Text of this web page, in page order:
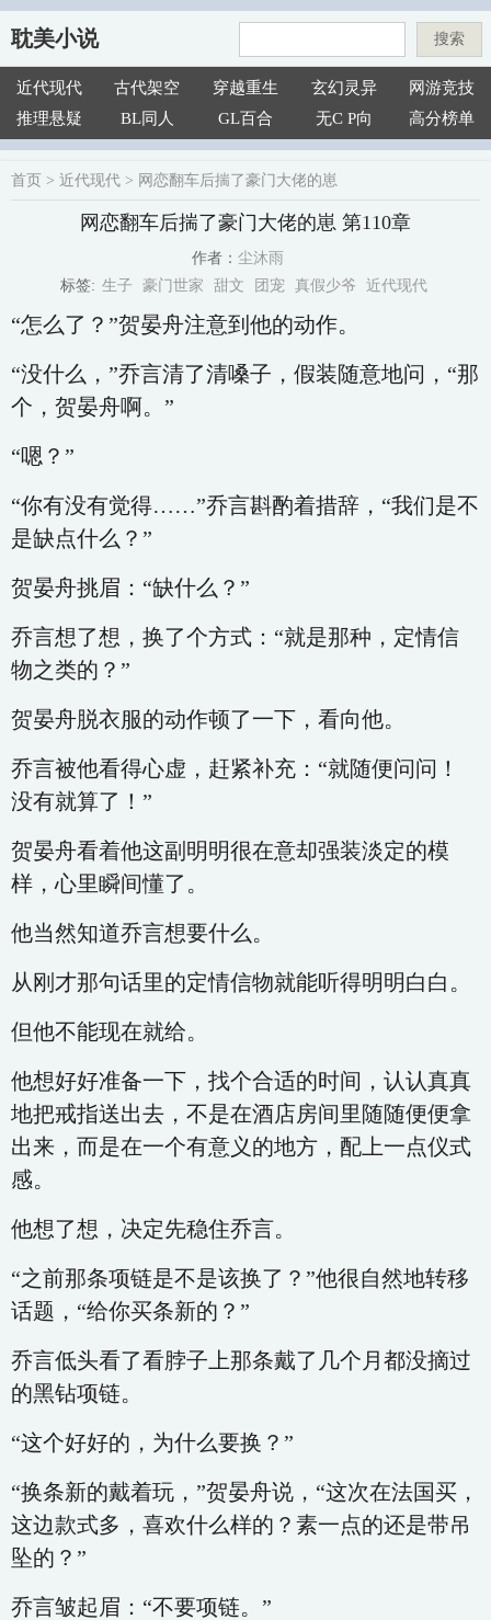
耽美小说 搜索
近代现代 古代架空 穿越重生 玄幻灵异
网游竞技
推理悬疑
BL同人 GL百合 无C P向 高分榜单
首页 > 近代现代 > 网恋翻车后揣了豪门大佬的崽
网恋翻车后揣了豪门大佬的崽 第110章
作者： 尘沐雨
标签: 生子 豪门世家 甜文 团宠 真假少爷 近代现代
“怎么了？”贺晏舟注意到他的动作。
“没什么，”乔言清了清嗓子，假装随意地问，“那
个，贺晏舟啊。”
“嗯？”
“你有没有觉得……”乔言斟酌着措辞，“我们是不
是缺点什么？”
贺晏舟挑眉：“缺什么？”
乔言想了想，换了个方式：“就是那种，定情信
物之类的？”
贺晏舟脱衣服的动作顿了一下，看向他。
乔言被他看得心虚，赶紧补充：“就随便问问！
没有就算了！”
贺晏舟看着他这副明明很在意却强装淡定的模
样，心里瞬间懂了。
他当然知道乔言想要什么。
从刚才那句话里的定情信物就能听得明明白白。
但他不能现在就给。
他想好好准备一下，找个合适的时间，认认真真
地把戒指送出去，不是在酒店房间里随随便便拿
出来，而是在一个有意义的地方，配上一点仪式
感。
他想了想，决定先稳住乔言。
“之前那条项链是不是该换了？”他很自然地转移
话题，“给你买条新的？”
乔言低头看了看脖子上那条戴了几个月都没摘过
的黑钻项链。
“这个好好的，为什么要换？”
“换条新的戴着玩，”贺晏舟说，“这次在法国买，
这边款式多，喜欢什么样的？素一点的还是带吊
坠的？”
乔言皱起眉：“不要项链。”